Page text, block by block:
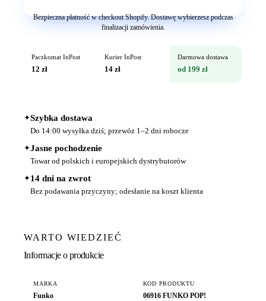
Bezpieczna płatność w checkout Shopify. Dostawę wybierzesz podczas
finalizacji zamówienia.
Paczkomat InPost
12 zł
Kurier InPost
14 zł
Darmowa dostawa
od 199 zł
✦Szybka dostawa
Do 14:00 wysyłka dziś; przewóz 1–2 dni robocze
✦Jasne pochodzenie
Towar od polskich i europejskich dystrybutorów
✦14 dni na zwrot
Bez podawania przyczyny; odesłanie na koszt klienta
WARTO WIEDZIEĆ
Informacje o produkcie
MARKA
Funko
KOD PRODUKTU
06916 FUNKO POP!